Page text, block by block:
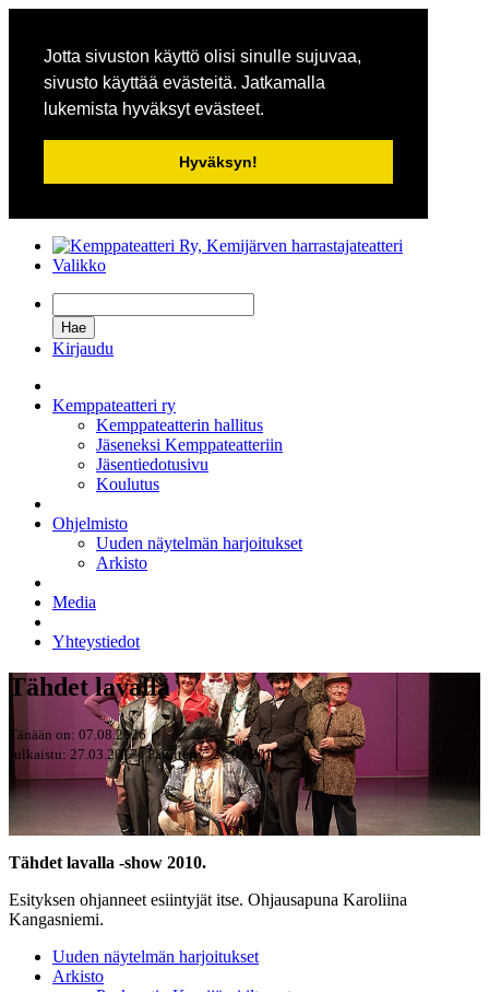
Jotta sivuston käyttö olisi sinulle sujuvaa,
sivusto käyttää evästeitä. Jatkamalla
lukemista hyväksyt evästeet.
Hyväksyn!
Valikko
Kirjaudu
Kemppateatteri ry
Kemppateatterin hallitus
Jäseneksi Kemppateatteriin
Jäsentiedotusivu
Koulutus
Ohjelmisto
Uuden näytelmän harjoitukset
Arkisto
Media
Yhteystiedot
Tähdet lavalla
Tänään on: 07.08.2026
Julkaistu: 27.03.2017 | Päivitetty: 27.03.2017
Tähdet lavalla -show 2010.
Esityksen ohjanneet esiintyjät itse. Ohjausapuna Karoliina
Kangasniemi.
Uuden näytelmän harjoitukset
Arkisto